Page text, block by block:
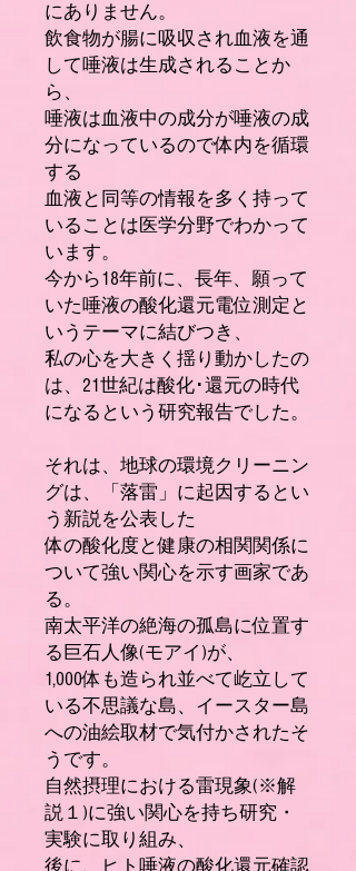
にありません。
飲食物が腸に吸収され血液を通
して唾液は生成されることか
ら、
唾液は血液中の成分が唾液の成
分になっているので体内を循環
する
血液と同等の情報を多く持って
いることは医学分野でわかって
います。
今から18年前に、長年、願って
いた唾液の酸化還元電位測定と
いうテーマに結びつき、
私の心を大きく揺り動かしたの
は、21世紀は酸化･還元の時代
になるという研究報告でした。
それは、地球の環境クリーニン
グは、「落雷」に起因するとい
う新説を公表した
体の酸化度と健康の相関関係に
ついて強い関心を示す画家であ
る。
南太平洋の絶海の孤島に位置す
る巨石人像(モアイ)が、
1,000体も造られ並べて屹立して
いる不思議な島、イースター島
への油絵取材で気付かされたそ
うです。
自然摂理における雷現象(※解
説１)に強い関心を持ち研究・
実験に取り組み、
後に、ヒト唾液の酸化還元確認